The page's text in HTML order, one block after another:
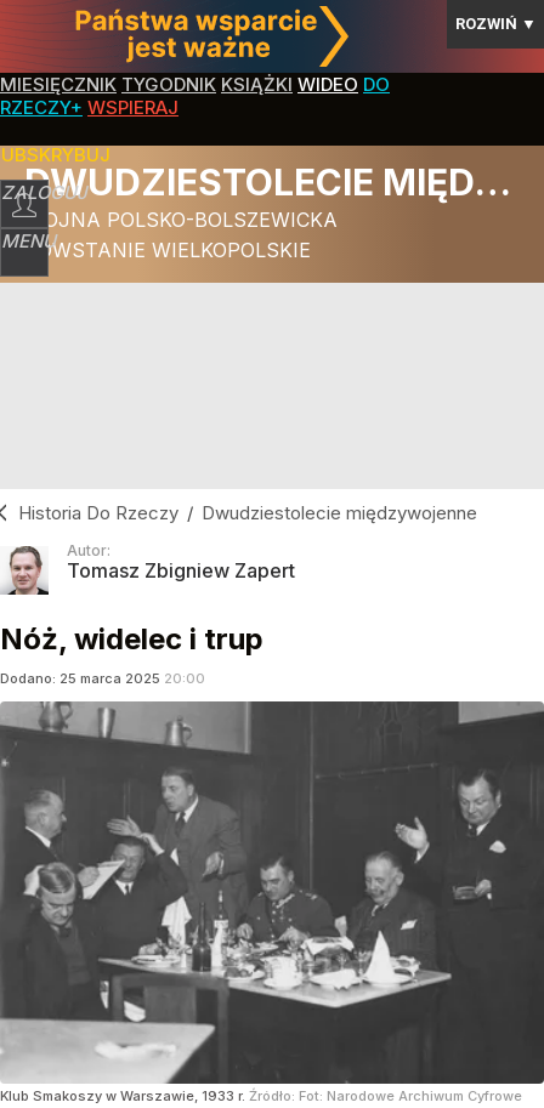
ROZWIŃ ▼
MIESIĘCZNIK TYGODNIK KSIĄŻKI WIDEO DO
RZECZY+ WSPIERAJ
ZALOGUJ
MENU
DWUDZIESTOLECIE MIĘDZYWOJENNE
WOJNA POLSKO-BOLSZEWICKA
POWSTANIE WIELKOPOLSKIE
Historia Do Rzeczy / Dwudziestolecie międzywojenne
Autor:
Tomasz Zbigniew Zapert
Nóż, widelec i trup
Dodano: 25 marca 2025 20:00
Klub Smakoszy w Warszawie, 1933 r. Źródło: Fot: Narodowe Archiwum Cyfrowe